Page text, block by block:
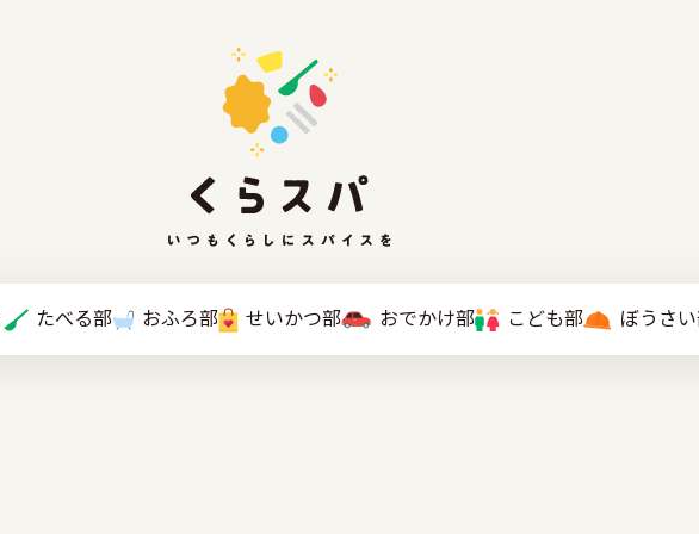
たべる部 おふろ部 せいかつ部 おでかけ部 こども部 ぼうさ